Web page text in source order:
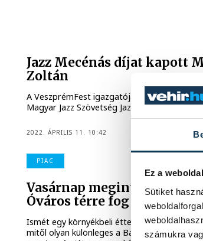
Ez a
Sütiket
számukra
Jazz Mecénás díjat kapott
Zoltán
A VeszprémFest igazgatója, Mészáros
Magyar Jazz Szövetség Jazz Mecénás díját.
2022. ÁPRILIS 11. 10:42
PIAC
Vasárnap megint minden
Óváros térre fog vezetni
Ismét egy környékbeli étterem mutathatja
mitől olyan különleges a Bakony és Balaton-